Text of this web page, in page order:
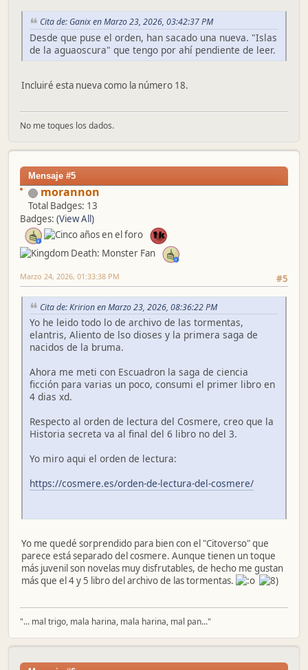
Cita de: Ganix en Marzo 23, 2026, 03:42:37 PM
Desde que puse el orden, han sacado una nueva. "Islas
de la aguaoscura" que tengo por ahí pendiente de leer.
Incluiré esta nueva como la número 18.
No me toques los dados.
Mensaje #5
morannon
Total Badges: 13
Badges: (View All)
#5
Marzo 24, 2026, 01:33:38 PM
Cita de: Kririon en Marzo 23, 2026, 08:36:22 PM
Yo he leido todo lo de archivo de las tormentas,
elantris, Aliento de lso dioses y la primera saga de
nacidos de la bruma.
Ahora me meti con Escuadron la saga de ciencia
ficción para varias un poco, consumi el primer libro en
4 dias xd.
Respecto al orden de lectura del Cosmere, creo que la
Historia secreta va al final del 6 libro no del 3.
Yo miro aqui el orden de lectura:
https://cosmere.es/orden-de-lectura-del-cosmere/
Yo me quedé sorprendido para bien con el "Citoverso" que
parece está separado del cosmere. Aunque tienen un toque
más juvenil son novelas muy disfrutables, de hecho me gustan
más que el 4 y 5 libro del archivo de las tormentas.
"... mal trigo, mala harina, mala harina, mal pan..."